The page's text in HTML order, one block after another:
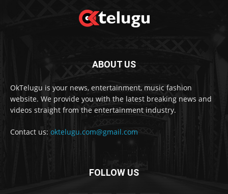
ABOUT US
OkTelugu is your news, entertainment, music fashion
website. We provide you with the latest breaking news and
videos straight from the entertainment industry.
Contact us: oktelugu.com@gmail.com
FOLLOW US